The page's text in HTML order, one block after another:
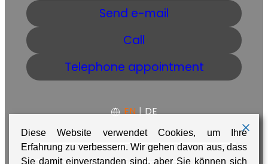
Send e-mail
Call
Telephone appointment
EN | DE
Diese Website verwendet Cookies, um Ihre
Erfahrung zu verbessern. Wir gehen davon aus, dass
Sie damit einverstanden sind, aber Sie können sich